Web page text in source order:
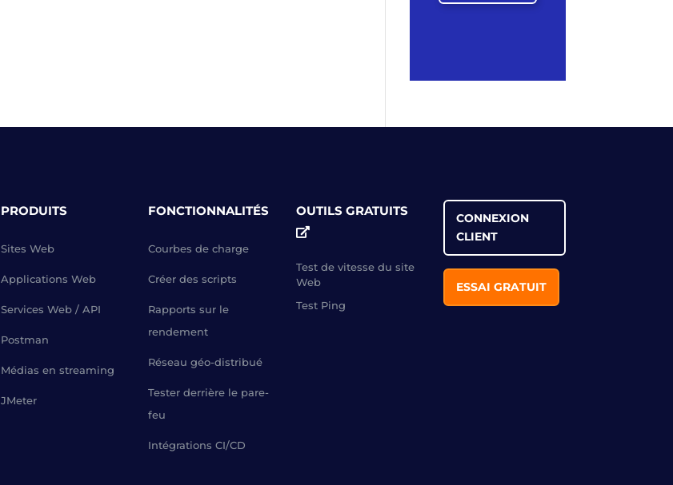
PRODUITS
Sites Web
Applications Web
Services Web / API
Postman
Médias en streaming
JMeter
FONCTIONNALITÉS
Courbes de charge
Créer des scripts
Rapports sur le
rendement
Réseau géo-distribué
Tester derrière le pare-
feu
Intégrations CI/CD
OUTILS GRATUITS
Test de vitesse du site
Web
Test Ping
CONNEXION
CLIENT
ESSAI GRATUIT